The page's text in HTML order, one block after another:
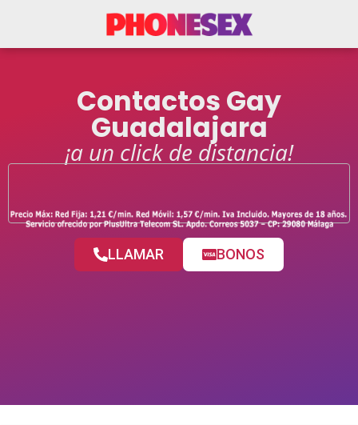
Contactos Gay
Guadalajara
¡a un click de distancia!
LLAMAR BONOS